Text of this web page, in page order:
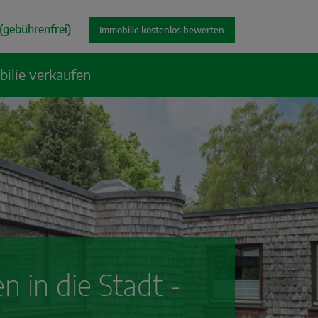
| Immobilie kostenlos bewerten
verkaufen
in die Stadt -